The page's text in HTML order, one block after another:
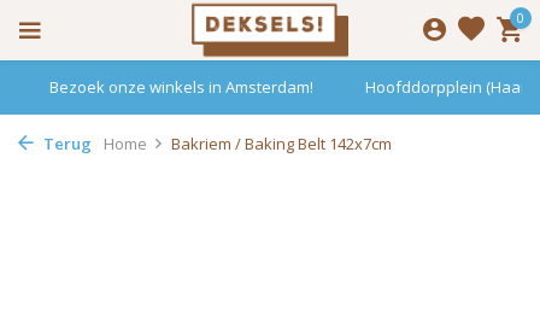
0
Bezoek onze winkels in Amsterdam! Hoofddorpplein
Terug Home Bakriem / Baking Belt 142x7cm